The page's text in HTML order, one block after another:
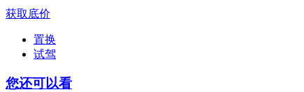
获取底价
置换
试驾
您还可以看